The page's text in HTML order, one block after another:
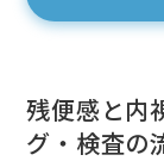
残便感と内
グ・検査の